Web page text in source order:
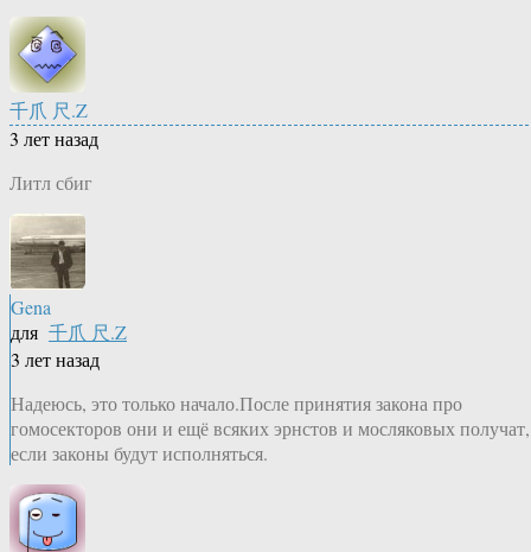
千爪 尺.Z
3 лет назад
Литл сбиг
Gena
для 千爪 尺.Z
3 лет назад
Надеюсь, это только начало.После принятия закона про
гомосекторов они и ещё всяких эрнстов и мосляковых получат,
если законы будут исполняться.